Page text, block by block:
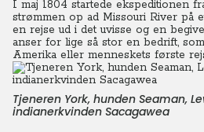
I maj 1804 startede ekspeditionen
strømmen op ad Missouri River på
en rejse ud i det uvisse og en
anser for lige så stor en bedrift,
Amerika eller menneskets første
Tjeneren York, hunden Seaman,
indianerkvinden Sacagawea